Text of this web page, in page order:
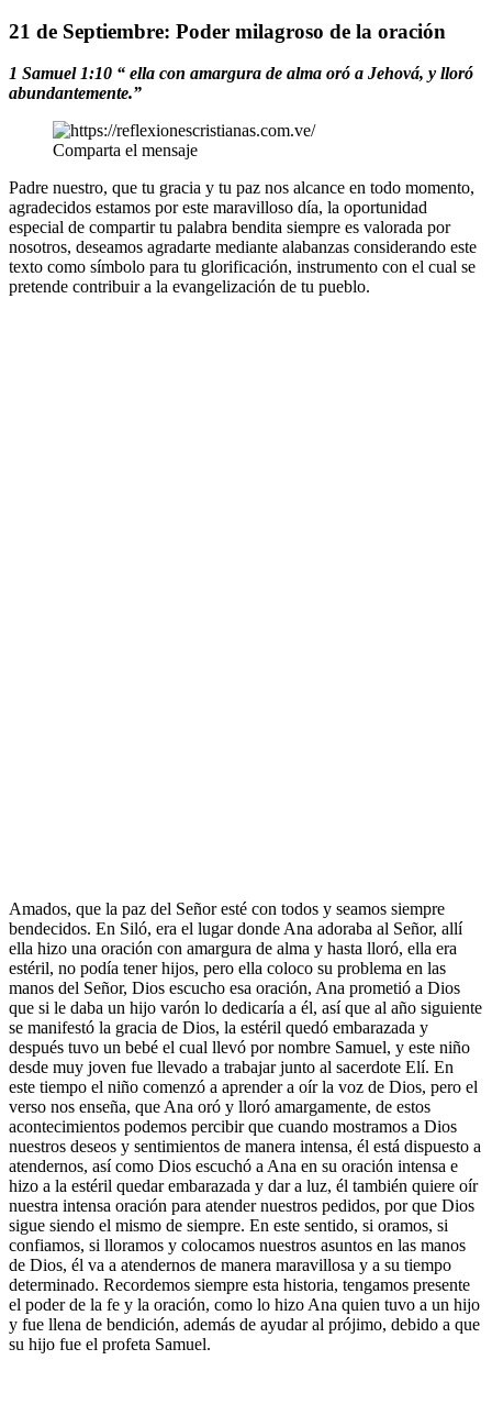
21 de Septiembre: Poder milagroso de la oración
1 Samuel 1:10 “ ella con amargura de alma oró a Jehová, y lloró
abundantemente.”
Comparta el mensaje
Padre nuestro, que tu gracia y tu paz nos alcance en todo momento,
agradecidos estamos por este maravilloso día, la oportunidad
especial de compartir tu palabra bendita siempre es valorada por
nosotros, deseamos agradarte mediante alabanzas considerando este
texto como símbolo para tu glorificación, instrumento con el cual se
pretende contribuir a la evangelización de tu pueblo.
Amados, que la paz del Señor esté con todos y seamos siempre
bendecidos. En Siló, era el lugar donde Ana adoraba al Señor, allí
ella hizo una oración con amargura de alma y hasta lloró, ella era
estéril, no podía tener hijos, pero ella coloco su problema en las
manos del Señor, Dios escucho esa oración, Ana prometió a Dios
que si le daba un hijo varón lo dedicaría a él, así que al año siguiente
se manifestó la gracia de Dios, la estéril quedó embarazada y
después tuvo un bebé el cual llevó por nombre Samuel, y este niño
desde muy joven fue llevado a trabajar junto al sacerdote Elí. En
este tiempo el niño comenzó a aprender a oír la voz de Dios, pero el
verso nos enseña, que Ana oró y lloró amargamente, de estos
acontecimientos podemos percibir que cuando mostramos a Dios
nuestros deseos y sentimientos de manera intensa, él está dispuesto a
atendernos, así como Dios escuchó a Ana en su oración intensa e
hizo a la estéril quedar embarazada y dar a luz, él también quiere oír
nuestra intensa oración para atender nuestros pedidos, por que Dios
sigue siendo el mismo de siempre. En este sentido, si oramos, si
confiamos, si lloramos y colocamos nuestros asuntos en las manos
de Dios, él va a atendernos de manera maravillosa y a su tiempo
determinado. Recordemos siempre esta historia, tengamos presente
el poder de la fe y la oración, como lo hizo Ana quien tuvo a un hijo
y fue llena de bendición, además de ayudar al prójimo, debido a que
su hijo fue el profeta Samuel.